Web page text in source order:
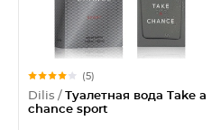
(5)
Dilis / Туалетная вода Take a
chance sport